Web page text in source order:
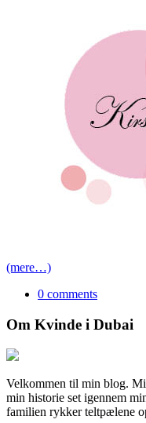
(mere…)
0 comments
Om Kvinde i Dubai
Velkommen til min blog.
min historie set igennem
familien rykker teltpælene